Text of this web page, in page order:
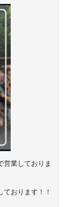
営業しておりま
おります！！